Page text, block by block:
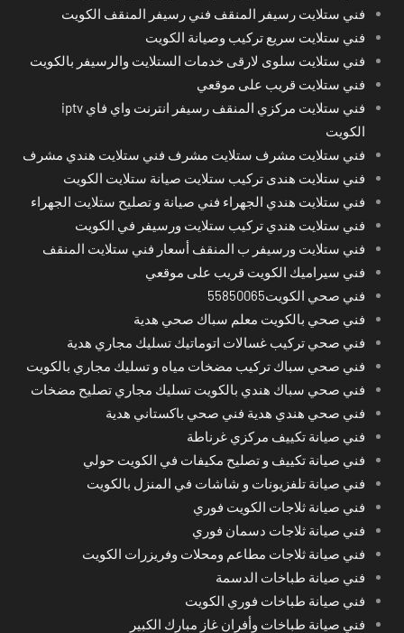
فني ستلايت رسيفر المنقف فني رسيفر المنقف الكويت
فني ستلايت سريع تركيب وصيانة الكويت
فني ستلايت سلوى لارقى خدمات الستلايت والرسيفر بالكويت
فني ستلايت قريب على موقعي
فني ستلايت مركزي المنقف رسيفر انترنت واي فاي iptv
الكويت
فني ستلايت مشرف ستلايت مشرف فني ستلايت هندي مشرف
فني ستلايت هندى تركيب ستلايت صيانة ستلايت الكويت
فني ستلايت هندي الجهراء فني صيانة و تصليح ستلايت الجهراء
فني ستلايت هندي تركيب ستلايت ورسيفر في الكويت
فني ستلايت ورسيفر ب المنقف أسعار فني ستلايت المنقف
فني سيراميك الكويت قريب على موقعي
فني صحي الكويت55850065
فني صحي بالكويت معلم سباك صحي هدية
فني صحي تركيب غسالات اتوماتيك تسليك مجاري هدية
فني صحي سباك تركيب مضخات مياه و تسليك مجاري بالكويت
فني صحي سباك هندي بالكويت تسليك مجاري تصليح مضخات
فني صحي هندي هدية فني صحي باكستاني هدية
فني صيانة تكييف مركزي غرناطة
فني صيانة تكييف و تصليح مكيفات في الكويت حولي
فني صيانة تلفزيونات و شاشات في المنزل بالكويت
فني صيانة ثلاجات الكويت فوري
فني صيانة ثلاجات دسمان فوري
فني صيانة ثلاجات مطاعم ومحلات وفريزرات الكويت
فني صيانة طباخات الدسمة
فني صيانة طباخات فوري الكويت
فني صيانة طباخات وأفران غاز مبارك الكبير